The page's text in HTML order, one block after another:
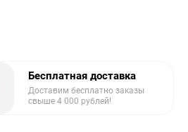
Бесплатная доставка
Доставим бесплатно заказы
свыше 4 000 рублей!